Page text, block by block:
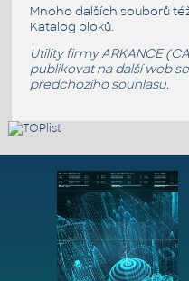
Mnoho dalších souborů
Katalog bloků.
Utility firmy ARKANCE
publikovat na další web
předchozího souhlasu.